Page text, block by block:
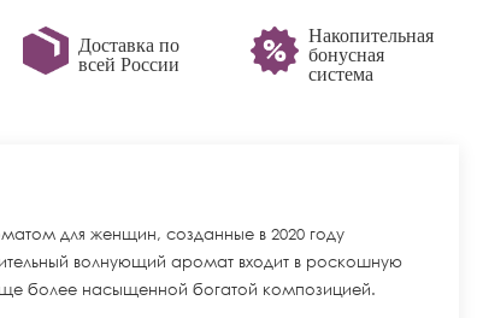
Доставка по
всей России
Накопительная
бонусная
система
для женщин, созданные в 2020 году
волнующий аромат входит в роскошную
более насыщенной богатой композицией.